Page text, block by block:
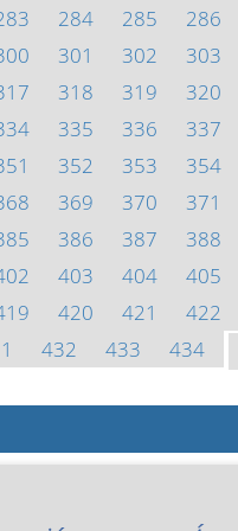
284 285 286
301 302 303
318 319 320
335 336 337
352 353 354
369 370 371
386 387 388
403 404 405
420 421 422
432 433 434